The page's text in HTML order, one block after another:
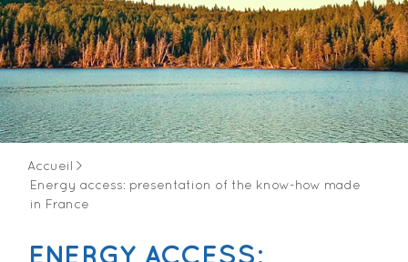
Accueil
>
Energy access: presentation of the know-how made
in France
ENERGY ACCESS: